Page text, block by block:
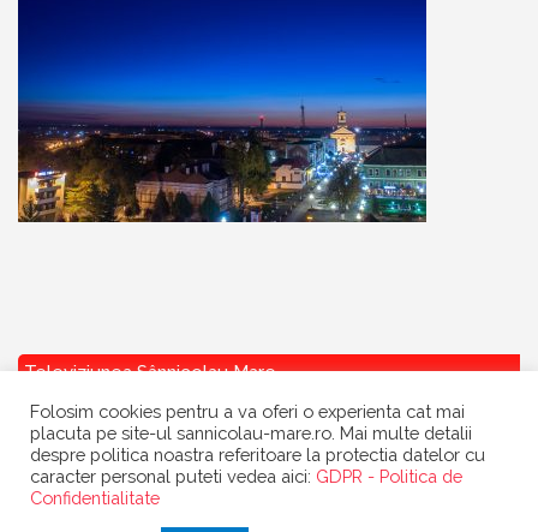
Televiziunea Sânnicolau Mare
Folosim cookies pentru a va oferi o experienta cat mai
placuta pe site-ul sannicolau-mare.ro. Mai multe detalii
despre politica noastra referitoare la protectia datelor cu
caracter personal puteti vedea aici: GDPR - Politica de
Confidentialitate